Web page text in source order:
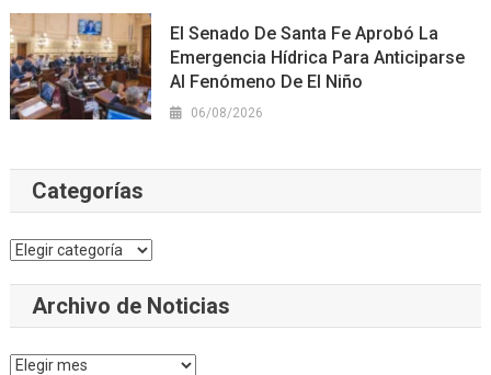
El Senado De Santa Fe Aprobó La
Emergencia Hídrica Para Anticiparse
Al Fenómeno De El Niño
06/08/2026
Categorías
Categorías
Archivo de Noticias
Archivo